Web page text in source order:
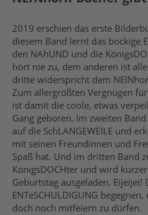
2019 erschien das erste
diesem Band lernt das bockige
den NAhUND und die
hört nie zu, dem anderen ist
dritte widerspricht dem
Zum allergrößten Vergnügen
ist damit die coole, etwas
Gang geboren. Im zweiten
auf die SchLANGEWEILE und
mit seinen Freundinnen und
Spaß hat. Und im dritten Band
KönigsDOCHter und wird
Geburtstag ausgeladen. Eijeijei!
ENTeSCHULDIGUNG
doch noch mitfeiern zu dürfen.